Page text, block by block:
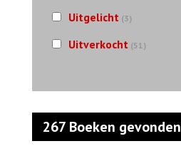
Uitgelicht (3)
Uitverkocht (51)
267 Boeken gevonden